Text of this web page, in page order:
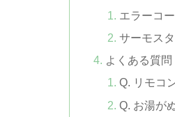
エラーコ
サーモス
よくある質問
Q. リモコ
Q. お湯が